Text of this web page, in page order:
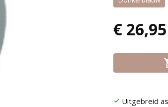
€ 26,95
check Uitgebreid